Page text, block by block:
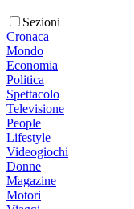
Sezioni
Cronaca
Mondo
Economia
Politica
Spettacolo
Televisione
People
Lifestyle
Videogiochi
Donne
Magazine
Motori